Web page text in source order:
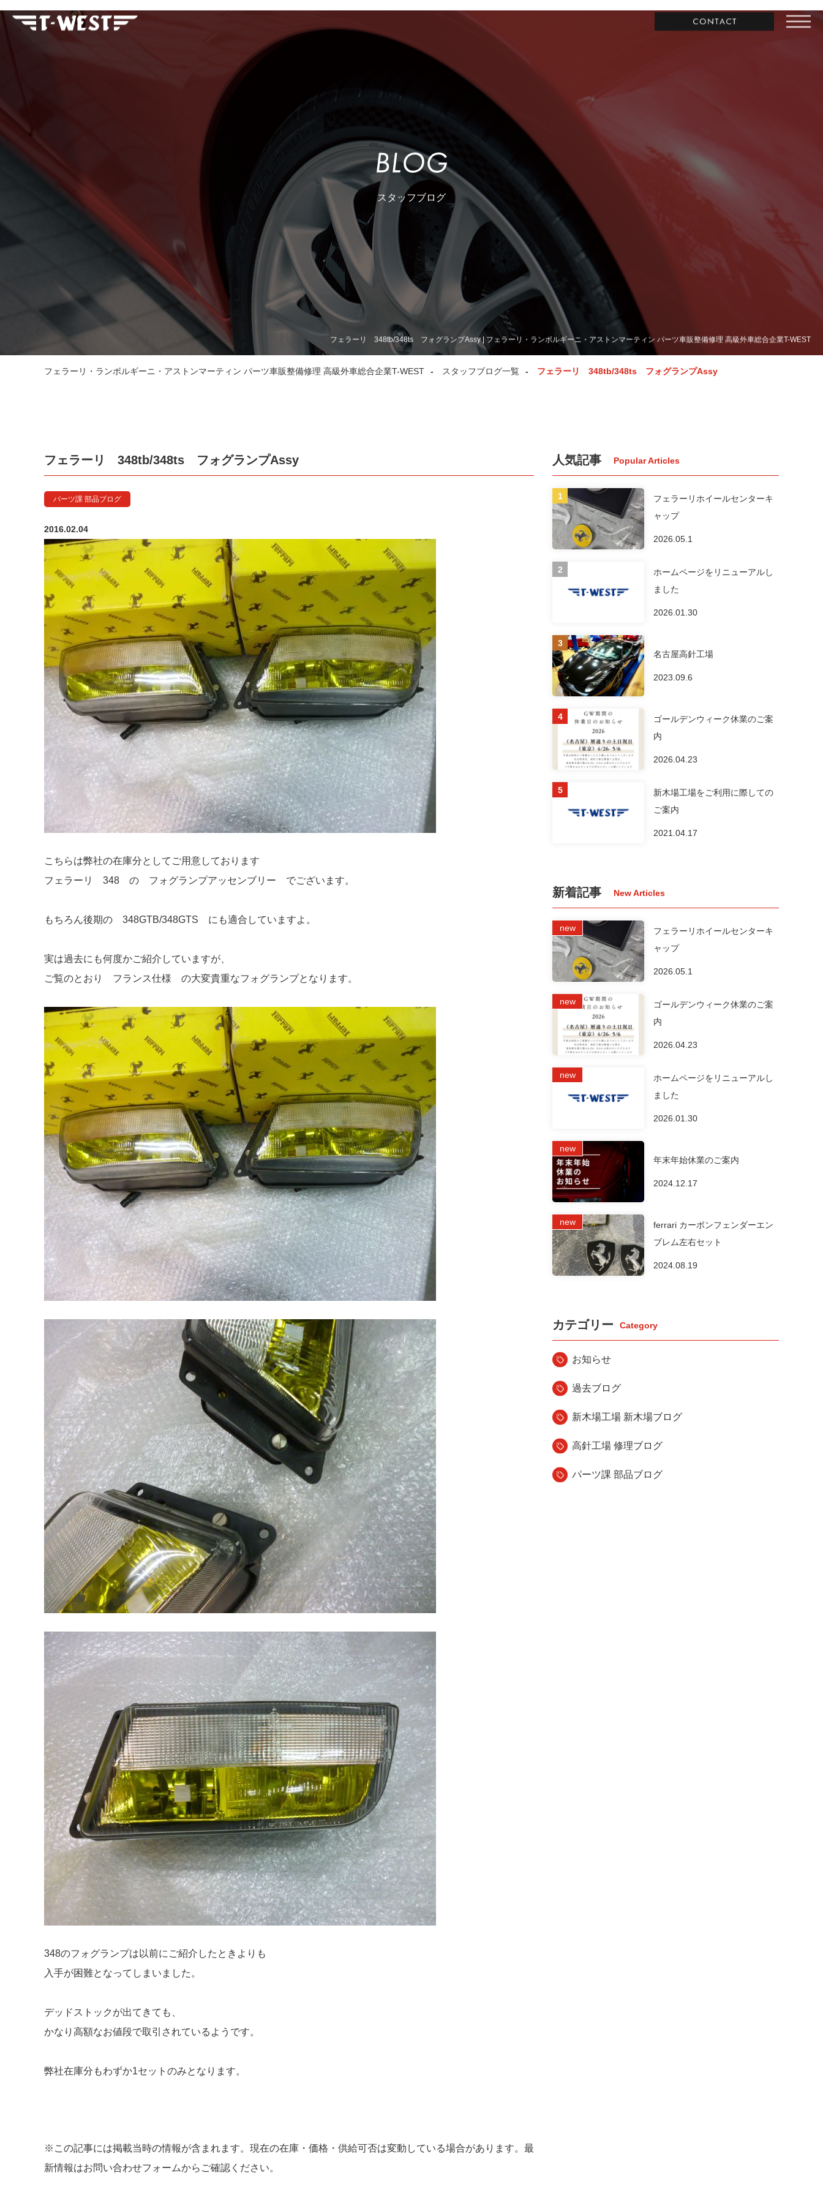
フェラーリ 348tb/348ts フォグランプAssy | フェラーリ・ランボルギーニ・アストンマーティン パーツ車販整備修理 高級外車総合企業T-WEST
スタッフブログ
フェラーリ・ランボルギーニ・アストンマーティン パーツ車販整備修理 高級外車総合企業T-WEST スタッフブログ一覧 フェラーリ 348tb/348ts フォグランプAssy
フェラーリ 348tb/348ts フォグランプAssy
パーツ課 部品ブログ
2016.02.04
こちらは弊社の在庫分としてご用意しております
フェラーリ 348 の フォグランプアッセンブリー でございます。
もちろん後期の 348GTB/348GTS にも適合していますよ。
実は過去にも何度かご紹介していますが、
ご覧のとおり フランス仕様 の大変貴重なフォグランプとなります。
348のフォグランプは以前にご紹介したときよりも
入手が困難となってしまいました。
デッドストックが出てきても、
かなり高額なお値段で取引されているようです。
弊社在庫分もわずか1セットのみとなります。
※この記事には掲載当時の情報が含まれます。現在の在庫・価格・供給可否は変動している場合があります。最
新情報はお問い合わせフォームからご確認ください。
人気記事
フェラーリホイールセンターキ
ャップ
2026.05.1
ホームページをリニューアルし
ました
2026.01.30
名古屋高針工場
2023.09.6
ゴールデンウィーク休業のご案
内
2026.04.23
新木場工場をご利用に際しての
ご案内
2021.04.17
新着記事
フェラーリホイールセンターキ
ャップ
2026.05.1
ゴールデンウィーク休業のご案
内
2026.04.23
ホームページをリニューアルし
ました
2026.01.30
年末年始休業のご案内
2024.12.17
ferrari カーボンフェンダーエン
ブレム左右セット
2024.08.19
カテゴリー
お知らせ
過去ブログ
新木場工場 新木場ブログ
高針工場 修理ブログ
パーツ課 部品ブログ